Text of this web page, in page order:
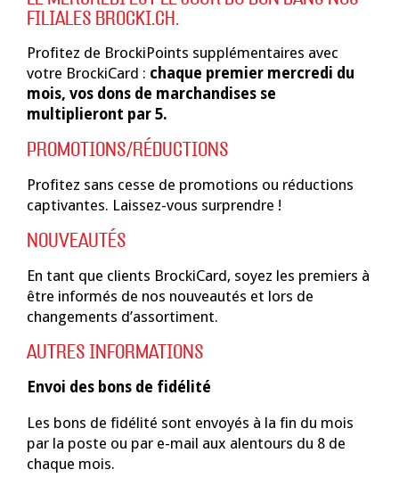
FILIALES BROCKI.CH.
Profitez de BrockiPoints supplémentaires avec
votre BrockiCard : chaque premier mercredi du
mois, vos dons de marchandises se
multiplieront par 5.
PROMOTIONS/RÉDUCTIONS
Profitez sans cesse de promotions ou réductions
captivantes. Laissez-vous surprendre !
NOUVEAUTÉS
En tant que clients BrockiCard, soyez les premiers à
être informés de nos nouveautés et lors de
changements d’assortiment.
AUTRES INFORMATIONS
Envoi des bons de fidélité
Les bons de fidélité sont envoyés à la fin du mois
par la poste ou par e-mail aux alentours du 8 de
chaque mois.